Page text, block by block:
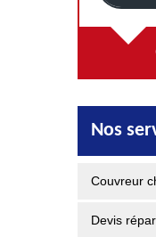
Nos
Couvreur
Devis